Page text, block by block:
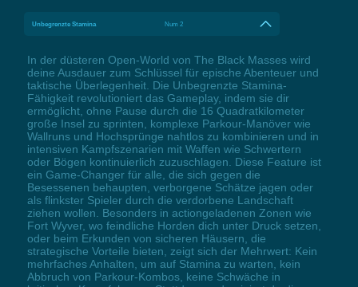
Unbegrenzte Stamina Num 2
In der düsteren Open-World von The Black Masses wird
deine Ausdauer zum Schlüssel für epische Abenteuer und
taktische Überlegenheit. Die Unbegrenzte Stamina-
Fähigkeit revolutioniert das Gameplay, indem sie dir
ermöglicht, ohne Pause durch die 16 Quadratkilometer
große Insel zu sprinten, komplexe Parkour-Manöver wie
Wallruns und Hochsprünge nahtlos zu kombinieren und in
intensiven Kampfszenarien mit Waffen wie Schwertern
oder Bögen kontinuierlich zuzuschlagen. Diese Feature ist
ein Game-Changer für alle, die sich gegen die
Besessenen behaupten, verborgene Schätze jagen oder
als flinkster Spieler durch die verdorbene Landschaft
ziehen wollen. Besonders in actiongeladenen Zonen wie
Fort Wyver, wo feindliche Horden dich unter Druck setzen,
oder beim Erkunden von sicheren Häusern, die
strategische Vorteile bieten, zeigt sich der Mehrwert: Kein
mehrfaches Anhalten, um auf Stamina zu warten, kein
Abbruch von Parkour-Kombos, keine Schwäche in